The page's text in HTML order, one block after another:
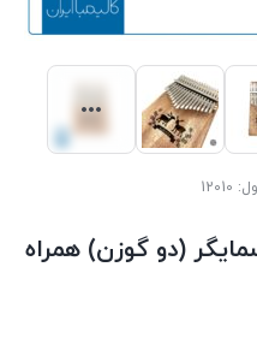
12010
اسمایگر (دو گوزن) همراه